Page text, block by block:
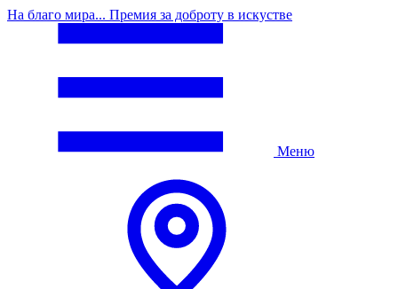
На благо мира... Премия за доброту в искустве
Меню